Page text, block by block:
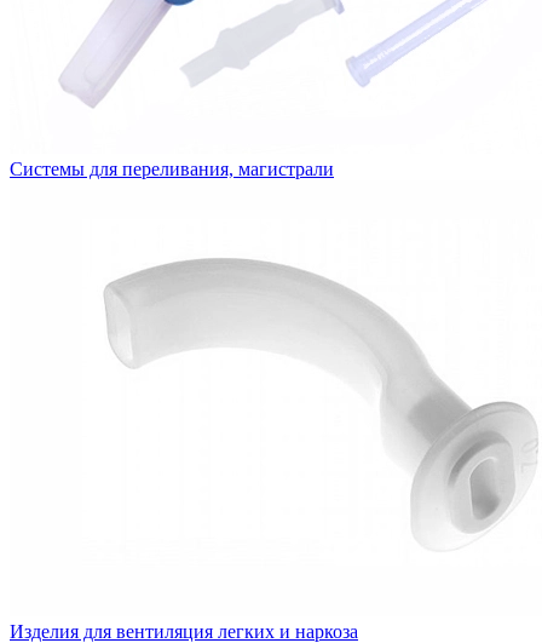
Системы для переливания, магистрали
Изделия для вентиляция легких и наркоза